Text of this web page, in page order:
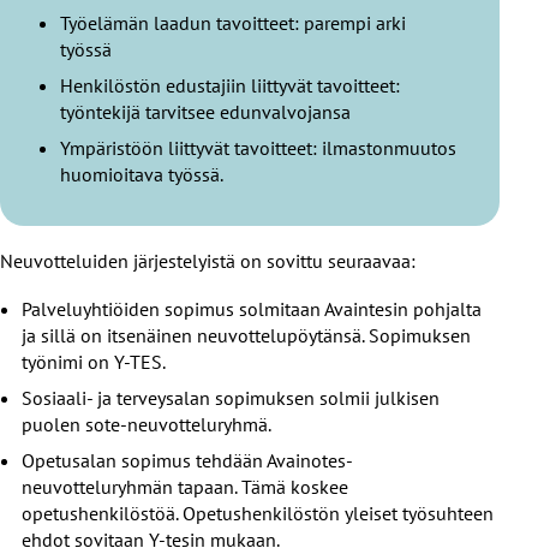
Työelämän laadun tavoitteet: parempi arki
työssä
Henkilöstön edustajiin liittyvät tavoitteet:
työntekijä tarvitsee edunvalvojansa
Ympäristöön liittyvät tavoitteet: ilmastonmuutos
huomioitava työssä.
Neuvotteluiden järjestelyistä on sovittu seuraavaa:
Palveluyhtiöiden sopimus solmitaan Avaintesin pohjalta
ja sillä on itsenäinen neuvottelupöytänsä. Sopimuksen
työnimi on Y-TES.
Sosiaali- ja terveysalan sopimuksen solmii julkisen
puolen sote-neuvotteluryhmä.
Opetusalan sopimus tehdään Avainotes-
neuvotteluryhmän tapaan. Tämä koskee
opetushenkilöstöä. Opetushenkilöstön yleiset työsuhteen
ehdot sovitaan Y-tesin mukaan.